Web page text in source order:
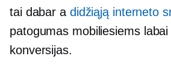
tai dabar a didžiąją interneto
patogumas mobiliesiemslabai
konversijas.